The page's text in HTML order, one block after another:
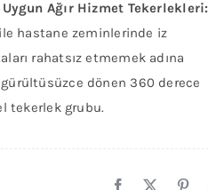
Ağır Hizmet Tekerlekleri:
hastane zeminlerinde iz
rahatsız etmemek adına
dönen 360 derece
tekerlek grubu.